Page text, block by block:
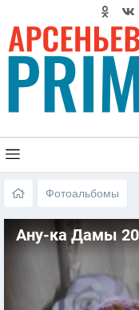
Фотоальбомы
Ану-ка Дамы